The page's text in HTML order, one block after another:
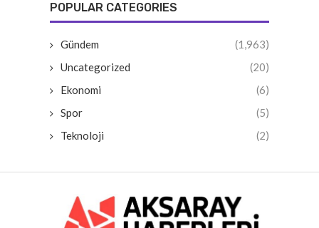
POPULAR CATEGORIES
Gündem
(1,963)
Uncategorized
(20)
Ekonomi
(6)
Spor
(5)
Teknoloji
(2)